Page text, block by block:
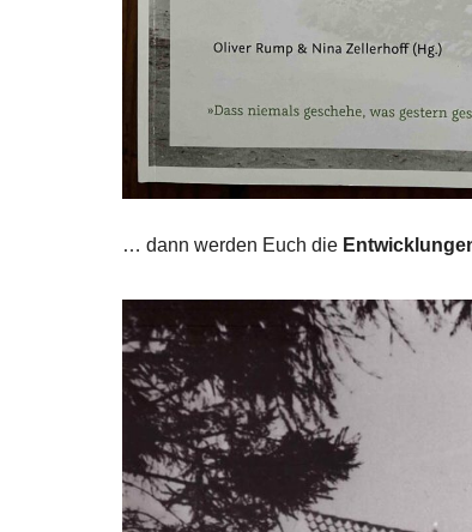
… dann werden Euch die